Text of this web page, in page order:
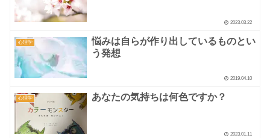
2023.03.22
心理学
悩みは自らが作り出しているものとい
う発想
2019.04.10
心理学 あなたの気持ちは何色ですか？
2023.01.11